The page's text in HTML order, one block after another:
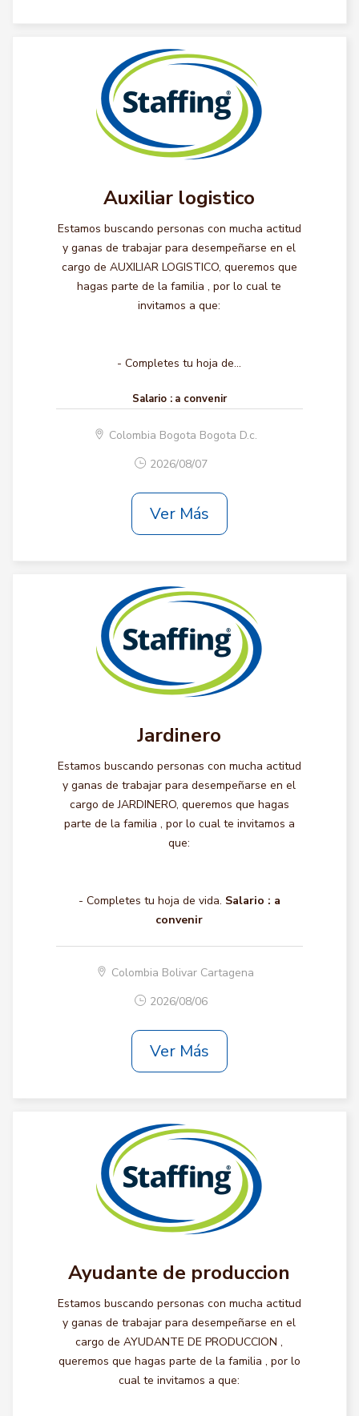
Auxiliar logistico
Estamos buscando personas con mucha actitud
y ganas de trabajar para desempeñarse en el
cargo de AUXILIAR LOGISTICO, queremos que
hagas parte de la familia , por lo cual te
invitamos a que:
- Completes tu hoja de...
Salario : a convenir
Colombia Bogota Bogota D.c.
2026/08/07
Ver Más
Jardinero
Estamos buscando personas con mucha actitud
y ganas de trabajar para desempeñarse en el
cargo de JARDINERO, queremos que hagas
parte de la familia , por lo cual te invitamos a
que:
- Completes tu hoja de vida. Salario : a
convenir
Colombia Bolivar Cartagena
2026/08/06
Ver Más
Ayudante de produccion
Estamos buscando personas con mucha actitud
y ganas de trabajar para desempeñarse en el
cargo de AYUDANTE DE PRODUCCION ,
queremos que hagas parte de la familia , por lo
cual te invitamos a que: